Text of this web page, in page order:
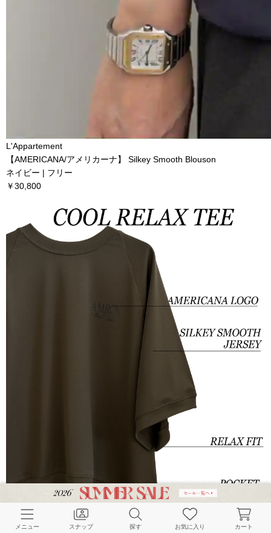
L'Appartement
【AMERICANA/アメリカーナ】 Silkey Smooth Blouson
ネイビー | フリー
￥30,800
メニュー スナップ 探す お気に入り カート